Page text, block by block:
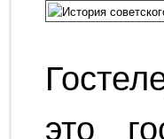
это